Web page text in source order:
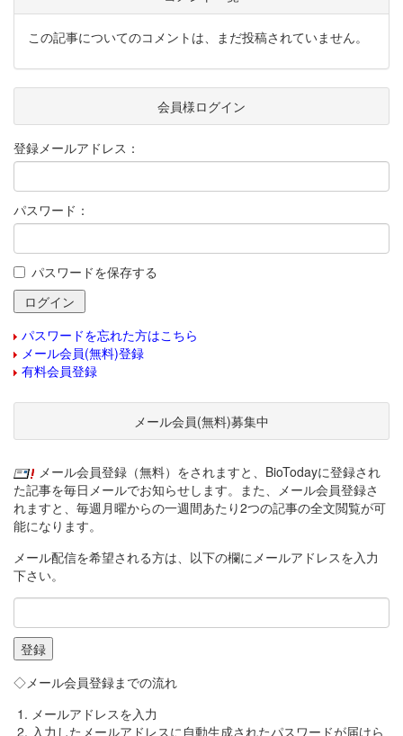
この記事についてのコメントは、まだ投稿されていません。
会員様ログイン
登録メールアドレス：
パスワード：
パスワードを保存する
パスワードを忘れた方はこちら
メール会員(無料)登録
有料会員登録
メール会員(無料)募集中
メール会員登録（無料）をされますと、BioTodayに登録され
た記事を毎日メールでお知らせします。また、メール会員登録さ
れますと、毎週月曜からの一週間あたり2つの記事の全文閲覧が可
能になります。
メール配信を希望される方は、以下の欄にメールアドレスを入力
下さい。
◇メール会員登録までの流れ
メールアドレスを入力
入力したメールアドレスに自動生成されたパスワードが届けら